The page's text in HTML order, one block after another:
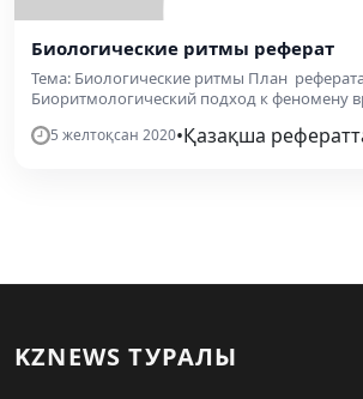
Биологические ритмы реферат
Тема: Биологические ритмы План
Биоритмологический подход к феномену
5 желтоқсан 2020•Қазақша
KZNEWS ТУРАЛЫ